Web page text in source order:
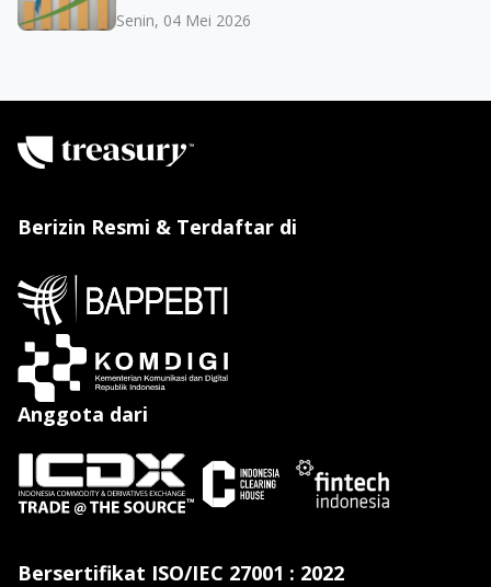
Senin, 04 Mei 2026
Berizin Resmi & Terdaftar di
Anggota dari
Bersertifikat ISO/IEC 27001 : 2022